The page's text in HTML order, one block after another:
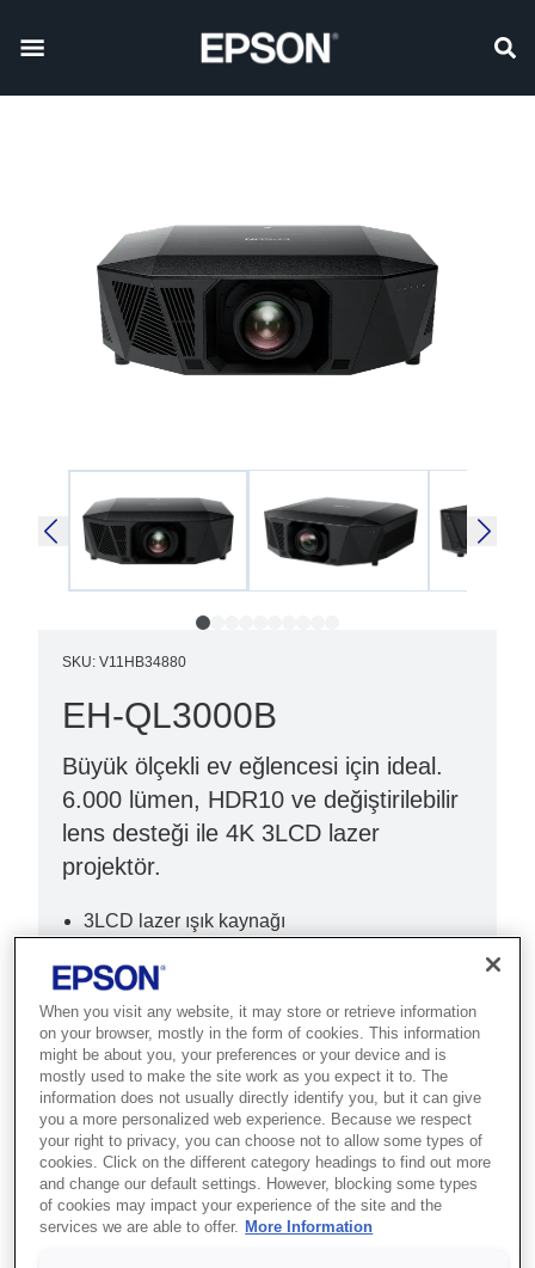
SKU: V11HB34880
EH-QL3000B
Büyük ölçekli ev eğlencesi için ideal.
6.000 lümen, HDR10 ve değiştirilebilir
lens desteği ile 4K 3LCD lazer
projektör.
3LCD lazer ışık kaynağı
4K (3840 x 2160)
Де купити
When you visit any website, it may store or retrieve information
on your browser, mostly in the form of cookies. This information
might be about you, your preferences or your device and is
mostly used to make the site work as you expect it to. The
information does not usually directly identify you, but it can give
you a more personalized web experience. Because we respect
your right to privacy, you can choose not to allow some types of
cookies. Click on the different category headings to find out more
and change our default settings. However, blocking some types
of cookies may impact your experience of the site and the
services we are able to offer. More Information